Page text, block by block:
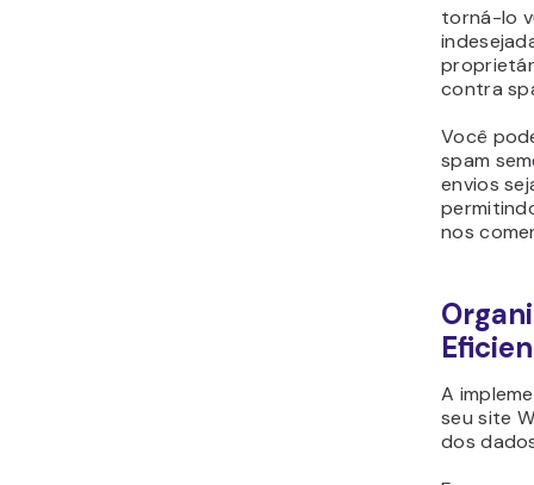
torná-lo
contra
Você
spam
envios
nos
A
seu site
dos